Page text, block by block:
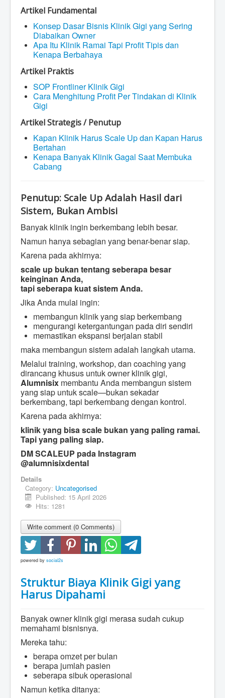
Artikel Fundamental
Konsep Dasar Bisnis Klinik Gigi yang Sering
Diabaikan Owner
Apa Itu Klinik Ramai Tapi Profit Tipis dan
Kenapa Berbahaya
Artikel Praktis
SOP Frontliner Klinik Gigi
Cara Menghitung Profit Per Tindakan di Klinik
Gigi
Artikel Strategis / Penutup
Kapan Klinik Harus Scale Up dan Kapan Harus
Bertahan
Kenapa Banyak Klinik Gagal Saat Membuka
Cabang
Penutup: Scale Up Adalah Hasil dari
Sistem, Bukan Ambisi
Banyak klinik ingin berkembang lebih besar.
Namun hanya sebagian yang benar-benar siap.
Karena pada akhirnya:
scale up bukan tentang seberapa besar
keinginan Anda,
tapi seberapa kuat sistem Anda.
Jika Anda mulai ingin:
membangun klinik yang siap berkembang
mengurangi ketergantungan pada diri sendiri
memastikan ekspansi berjalan stabil
maka membangun sistem adalah langkah utama.
Melalui training, workshop, dan coaching yang
dirancang khusus untuk owner klinik gigi,
Alumnisix membantu Anda membangun sistem
yang siap untuk scale—bukan sekadar
berkembang, tapi berkembang dengan kontrol.
Karena pada akhirnya:
klinik yang bisa scale bukan yang paling ramai.
Tapi yang paling siap.
DM SCALEUP pada Instagram
@alumnisixdental
Details
Category: Uncategorised
Published: 15 April 2026
Hits: 1281
Write comment (0 Comments)
powered by social2s
Struktur Biaya Klinik Gigi yang
Harus Dipahami
Banyak owner klinik gigi merasa sudah cukup
memahami bisnisnya.
Mereka tahu:
berapa omzet per bulan
berapa jumlah pasien
seberapa sibuk operasional
Namun ketika ditanya: